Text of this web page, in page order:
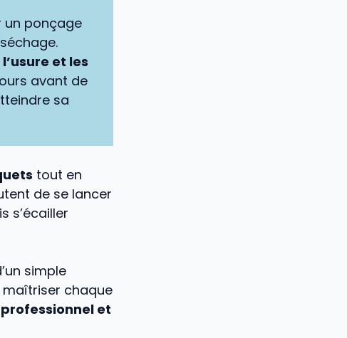
un ponçage
et les
avant de
sa
tout en
de se lancer
s’écailler
simple
maîtriser chaque
et